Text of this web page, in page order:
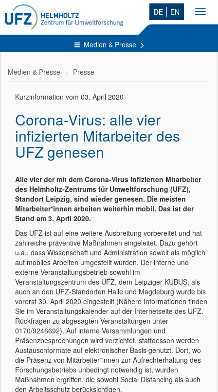
DE EN
Medien & Presse
Medien & Presse Presse
Kurzinformation vom 03. April 2020
Corona-Virus: alle vier
infizierten Mitarbeiter des
UFZ genesen
Alle vier der mit dem Corona-Virus infizierten Mitarbeiter
des Helmholtz-Zentrums für Umweltforschung (UFZ),
Standort Leipzig, sind wieder genesen. Die meisten
Mitarbeiter*innen arbeiten weiterhin mobil. Das ist der
Stand am 3. April 2020.
Das UFZ ist auf eine weitere Ausbreitung vorbereitet und hat
zahlreiche präventive Maßnahmen eingeleitet. Dazu gehört
u.a., dass Wissenschaft und Administration soweit als möglich
auf mobiles Arbeiten umgestellt wurden. Der interne und
externe Veranstaltungsbetrieb sowohl im
Veranstaltungszentrum des UFZ, dem Leipziger KUBUS, als
auch an den UFZ-Standorten Halle und Magdeburg wurde bis
vorerst 30. April 2020 eingestellt (Nähere Informationen finden
Sie im Veranstaltungskalender auf der Internetseite des UFZ.
Rückfragen zu abgesagten Veranstaltungen unter
0170/9246692). Auf interne Versammlungen und
Präsenzbesprechungen wird verzichtet, stattdessen werden
Austauschformate auf elektronischer Basis genutzt. Dort, wo
die Präsenz von Mitarbeiter*innen zur Aufrechterhaltung des
Forschungsbetriebs unbedingt notwendig ist, wurden
Maßnahmen ergriffen, die sowohl Social Distancing als auch
den Arbeitsschutz berücksichtigen.